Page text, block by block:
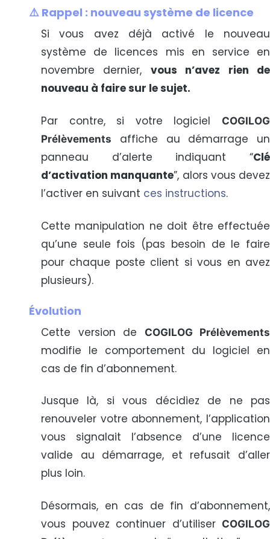
⚠️ Rappel : nouveau système de licence
Si vous avez déjà activé le nouveau
système de licences mis en service en
novembre dernier, vous n’avez rien de
nouveau à faire sur le sujet.
Par contre, si votre logiciel
COGILOG
Prélèvements
affiche au démarrage un
panneau d’alerte indiquant “Clé
d’activation manquante”, alors vous devez
l’activer en suivant ces instructions.
Cette manipulation ne doit être effectuée
qu’une seule fois (pas besoin de le faire
pour chaque poste client si vous en avez
plusieurs).
Évolution
Cette version de COGILOG Prélèvements
modifie le comportement du logiciel en
cas de fin d’abonnement.
Jusque là, si vous décidiez de ne pas
renouveler votre abonnement, l’application
vous signalait l’absence d’une licence
valide au démarrage, et refusait d’aller
plus loin.
Désormais, en cas de fin d’abonnement,
vous pouvez continuer d’utiliser COGILOG